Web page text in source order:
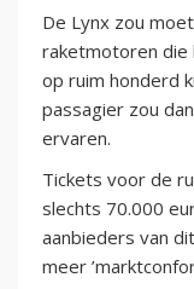
De Lynx zou
raketmotoren
op ruim honderd
passagier zou
ervaren.
Tickets voor de
slechts 70.000
aanbieders van
meer